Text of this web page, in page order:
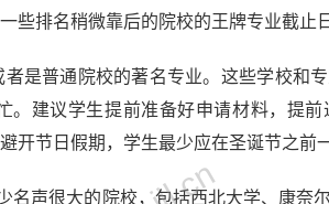
些排名稍微靠后的院校的王牌专业截止
是普通院校的著名专业。这些学校和
。建议学生提前准备好申请材料，提
开节日假期，学生最少应在圣诞节之前
名声很大的院校，包括西北大学、康奈